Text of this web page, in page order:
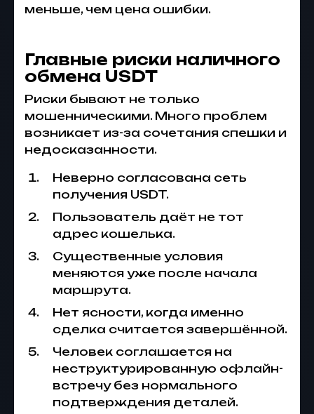
меньше, чем цена ошибки.
Главные риски наличного
обмена USDT
Риски бывают не только
мошенническими. Много проблем
возникает из-за сочетания спешки и
недосказанности.
Неверно согласована сеть
получения USDT.
Пользователь даёт не тот
адрес кошелька.
Существенные условия
меняются уже после начала
маршрута.
Нет ясности, когда именно
сделка считается завершённой.
Человек соглашается на
неструктурированную офлайн-
встречу без нормального
подтверждения деталей.